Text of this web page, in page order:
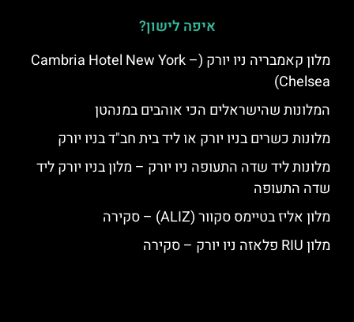
איפה לישון?
מלון קאמבריה ניו יורק (Cambria Hotel New York –
Chelsea)
המלונות שהישראלים הכי אוהבים במנהטן
מלונות כשרים בניו יורק או ליד בית חב"ד בניו יורק
מלונות ליד שדה התעופה ניו יורק – מלון בניו יורק ליד
שדה התעופה
מלון אליז בטיימס סקוור (ALIZ) – סקירה
מלון RIU פלאזה ניו יורק – סקירה